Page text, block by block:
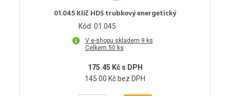
01.045 Klíč HDS trubkový energetický
Kód: 01.045
V e-shopu skladem 9 ks
Celkem 50 ks
175.45 Kč s DPH
145.00 Kč bez DPH